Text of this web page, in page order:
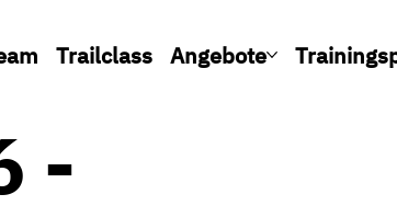
Trailclass Angebote
-